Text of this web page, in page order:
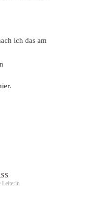
ich das am
.
Leiterin